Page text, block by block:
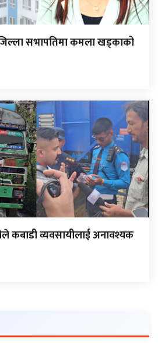
सभापतिमा कमला खड्काको
कबाडी व्यवसायीलाई अनावश्यक